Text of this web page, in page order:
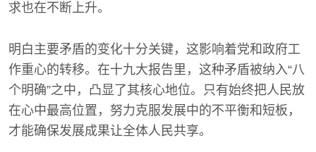
求也在不断上升。
明白主要矛盾的变化十分关键，这影响着党和政府工
作重心的转移。在十九大报告里，这种矛盾被纳入“八
个明确”之中，凸显了其核心地位。只有始终把人民放
在心中最高位置，努力克服发展中的不平衡和短板，
才能确保发展成果让全体人民共享。